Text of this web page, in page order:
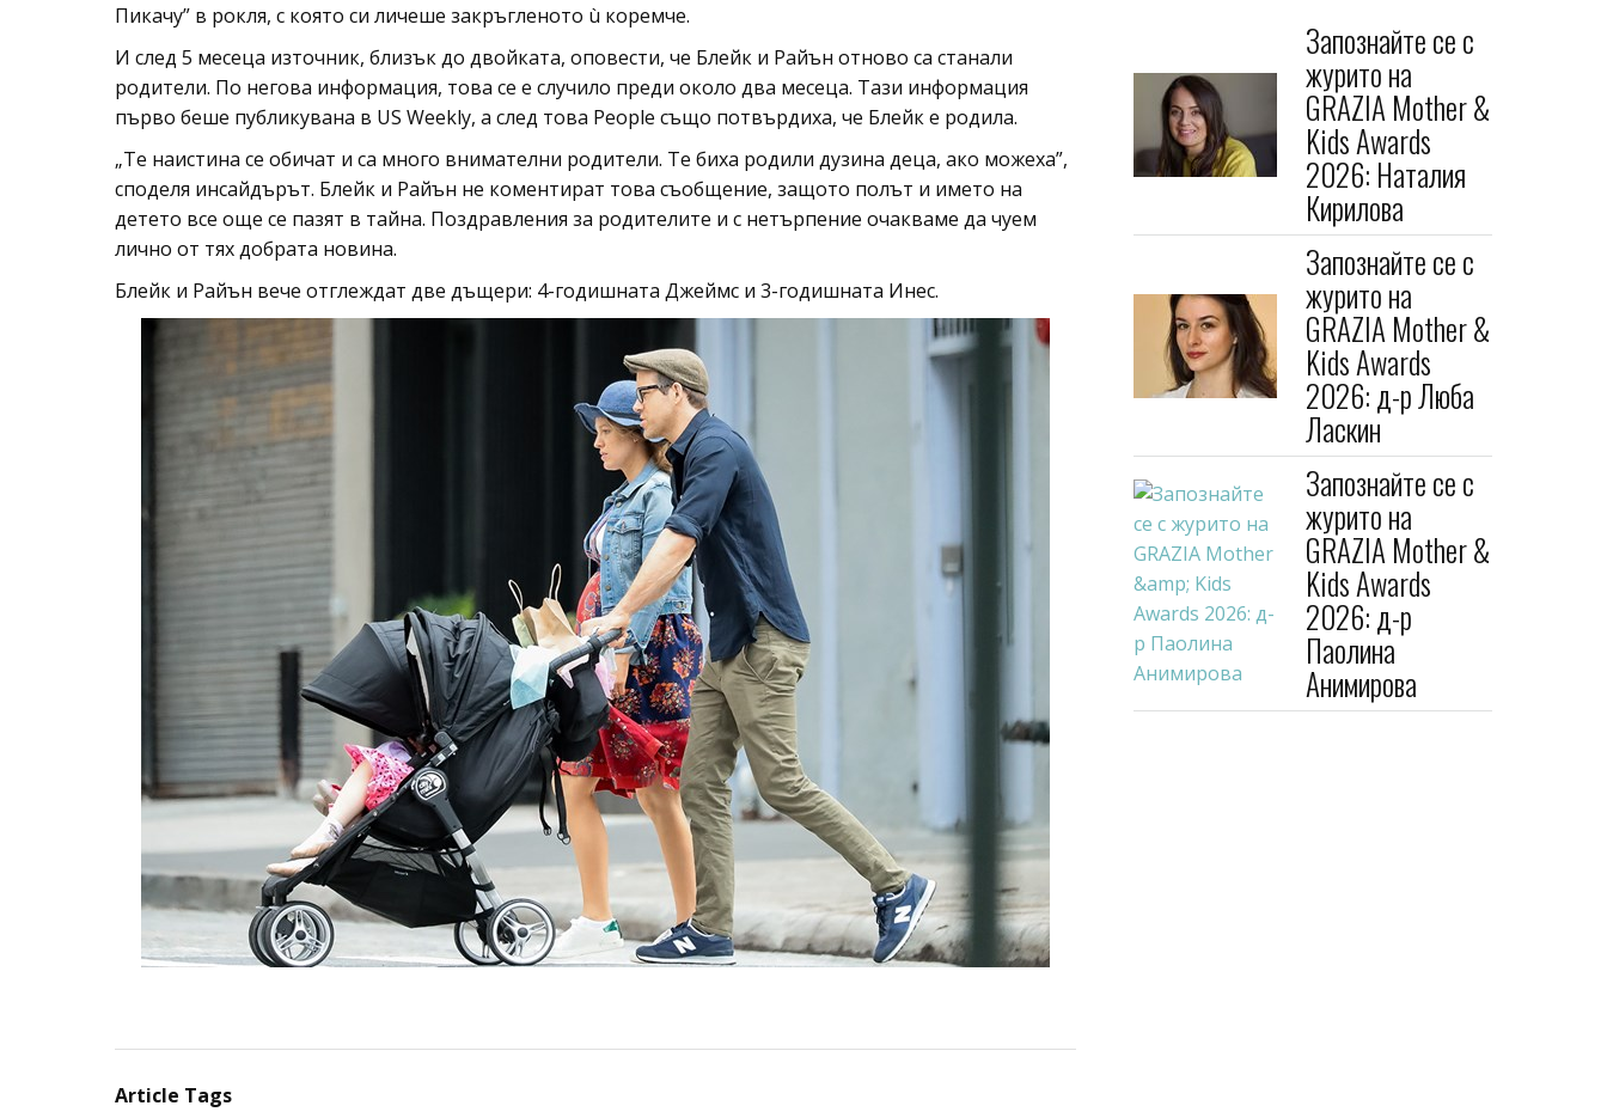
Пикачу” в рокля, с която си личеше закръгленото ù коремче.
И след 5 месеца източник, близък до двойката, оповести, че Блейк и Райън отново са станали
родители. По негова информация, това се е случило преди около два месеца. Тази информация
първо беше публикувана в US Weekly, а след това People също потвърдиха, че Блейк е родила.
„Те наистина се обичат и са много внимателни родители. Те биха родили дузина деца, ако можеха”,
споделя инсайдърът. Блейк и Райън не коментират това съобщение, защото полът и името на
детето все още се пазят в тайна. Поздравления за родителите и с нетърпение очакваме да чуем
лично от тях добрата новина.
Блейк и Райън вече отглеждат две дъщери: 4-годишната Джеймс и 3-годишната Инес.
Article Tags
Запознайте се с
журито на
GRAZIA Mother &
Kids Awards
2026: Наталия
Кирилова
Запознайте се с
журито на
GRAZIA Mother &
Kids Awards
2026: д-р Люба
Ласкин
Запознайте се с
журито на
GRAZIA Mother &
Kids Awards
2026: д-р
Паолина
Анимирова